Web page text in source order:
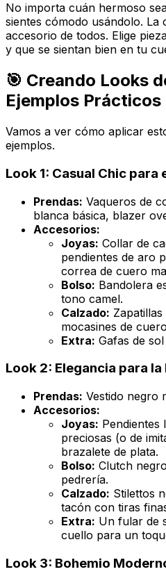
No importa cuán hermoso
sientes cómodo usándolo. La
accesorio de todos. Elige
y que se sientan bien en tu
🎯 Creando Looks
Ejemplos Prácticos
Vamos a ver cómo aplicar
ejemplos.
Look 1: Casual Chic para
Prendas: Vaqueros de
blanca básica, blazer
Accesorios:
Joyas: Collar de
pendientes de aro
correa de cuero
Bolso: Bandolera
tono camel.
Calzado:
mocasines de
Extra: Gafas de
Look 2: Elegancia para la
Prendas: Vestido negro
Accesorios:
Joyas: Pendientes
preciosas (o de
brazalete de plata.
Bolso: Clutch
pedrería.
Calzado: Stilettos
tacón con tiras
Extra: Un fular de
cuello para un
Look 3: Bohemio